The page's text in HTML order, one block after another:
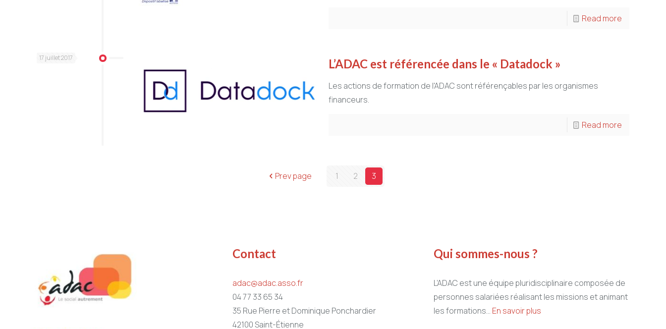
Read more
17 juillet 2017 L’ADAC est référencée dans le « Datadock »
Les actions de formation de l'ADAC sont référençables par les organismes
financeurs.
Read more
Prev page 1 2 3
Contact
adac@adac.asso.fr
04 77 33 65 34
35 Rue Pierre et Dominique Ponchardier
42100 Saint-Étienne
Qui sommes-nous ?
L’ADAC est une équipe pluridisciplinaire composée de
personnes salariées réalisant les missions et animant
les formations... En savoir plus